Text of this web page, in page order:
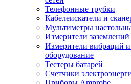
Телефонные трубки
Кабелеискатели и
Мультиметры
Измерители заземлений
Измерители вибраций
оборудование
Тестеры батарей
Счетчики